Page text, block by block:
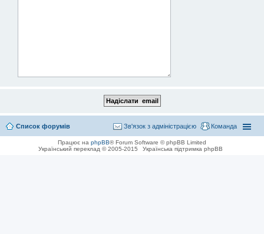
Список форумів Команда
Зв'язок з адміністрацією
Працює на phpBB® Forum Software © phpBB Limited
Український переклад © 2005-2015
Українська підтримка phpBB